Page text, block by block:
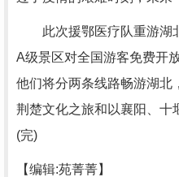
此次援鄂医疗队重游湖
A级景区对全国游客免费开
他们将分两条线路畅游湖北
荆楚文化之旅和以襄阳、十
(完)
【编辑:苑菁菁】